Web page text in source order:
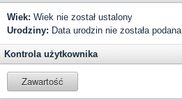
Wiek: Wiek nie został ustalony
Urodziny: Data urodzin nie została podana
Kontrola użytkownika
Zawartość